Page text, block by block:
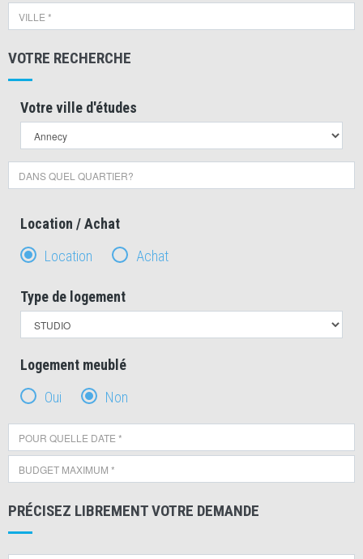
VOTRE RECHERCHE
Votre ville d'études
Location / Achat
Location
Achat
Type de logement
Logement meublé
Oui
Non
PRÉCISEZ LIBREMENT VOTRE DEMANDE